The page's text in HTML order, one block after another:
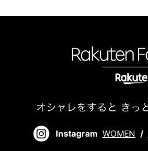
Instagram WOMEN /